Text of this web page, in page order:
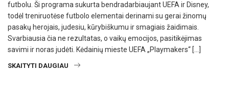
futbolu. Ši programa sukurta bendradarbiaujant UEFA ir Disney,
todėl treniruotėse futbolo elementai derinami su gerai žinomų
pasakų herojais, judesiu, kūrybiškumu ir smagiais žaidimais.
Svarbiausia čia ne rezultatas, o vaikų emocijos, pasitikėjimas
savimi ir noras judėti. Kėdainių mieste UEFA „Playmakers“ […]
SKAITYTI DAUGIAU